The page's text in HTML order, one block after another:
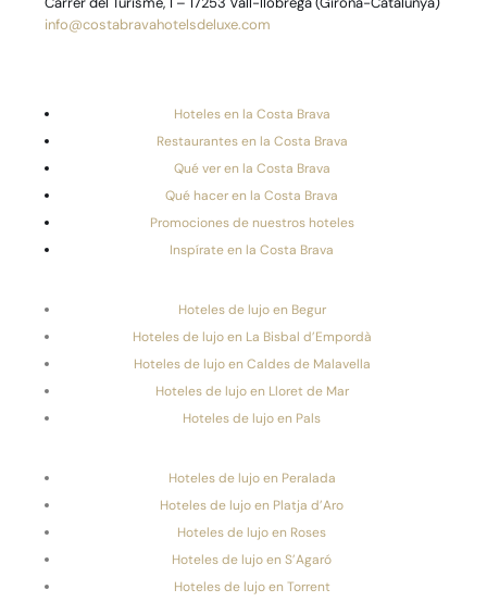
info@costabravahotelsdeluxe.com
Hoteles en la Costa Brava
Restaurantes en la Costa Brava
Qué ver en la Costa Brava
Qué hacer en la Costa Brava
Promociones de nuestros hoteles
Inspírate en la Costa Brava
Hoteles de lujo en Begur
Hoteles de lujo en La Bisbal d’Empordà
Hoteles de lujo en Caldes de Malavella
Hoteles de lujo en Lloret de Mar
Hoteles de lujo en Pals
Hoteles de lujo en Peralada
Hoteles de lujo en Platja d’Aro
Hoteles de lujo en Roses
Hoteles de lujo en S’Agaró
Hoteles de lujo en Torrent